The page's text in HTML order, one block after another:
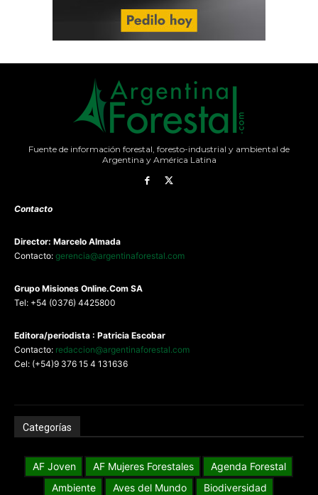
Fuente de información forestal, foresto-industrial y ambiental de
Argentina y América Latina
Contacto
Director: Marcelo Almada
Contacto: gerencia@argentinaforestal.com
Grupo Misiones Online.Com SA
Tel: +54 (0376) 4425800
Editora/periodista : Patricia Escobar
Contacto: redaccion@argentinaforestal.com
Cel: (+54)9 376 15 4 131636
Categorías
AF Joven AF Mujeres Forestales
Agenda Forestal
Ambiente
Aves del Mundo
Biodiversidad